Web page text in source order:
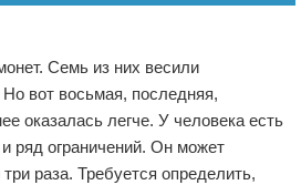
Семь из них весили
Но вот восьмая, последняя,
оказалась легче. У человека есть
ряд ограничений. Он может
раза. Требуется определить,